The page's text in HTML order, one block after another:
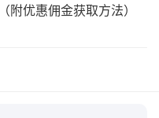
附优惠佣金获取方法）